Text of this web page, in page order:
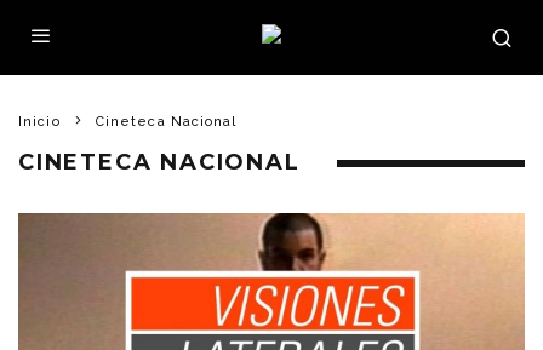
Inicio Cineteca Nacional
CINETECA NACIONAL